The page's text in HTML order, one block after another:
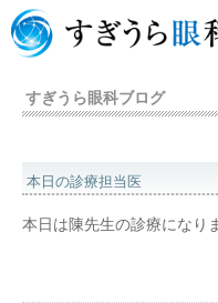
すぎうら眼科ブログ
本日の診療担当医
本日は陳先生の診療になり